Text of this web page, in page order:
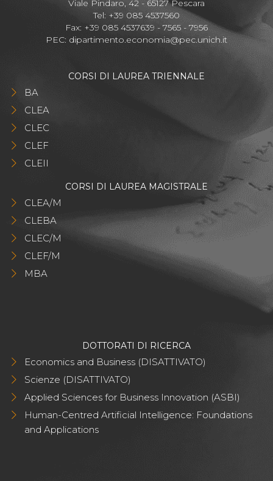
Viale Pindaro, 42 - 65127 Pescara
Tel: +39 085 4537560
Fax: +39 085 4537639 - 7565 - 7956
PEC: dipartimento.economia@pec.unich.it
CORSI DI LAUREA TRIENNALE
BA
CLEA
CLEC
CLEF
CLEII
CORSI DI LAUREA MAGISTRALE
CLEA/M
CLEBA
CLEC/M
CLEF/M
MBA
DOTTORATI DI RICERCA
Economics and Business (DISATTIVATO)
Scienze (DISATTIVATO)
Applied Sciences for Business Innovation (ASBI)
Human-Centred Artificial Intelligence: Foundations
and Applications